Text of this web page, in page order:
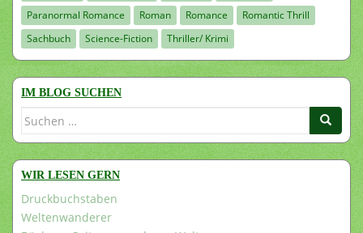
Paranormal Romance
Roman Romance
Romantic Thrill
Sachbuch
Science-Fiction Thriller/ Krimi
IM BLOG SUCHEN
Suchen
WIR LESEN GERN
Druckbuchstaben
Weltenwanderer